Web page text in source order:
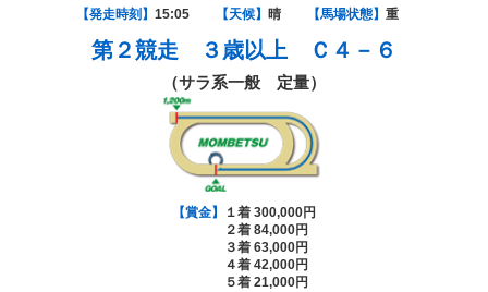
【発走時刻】 15:05 【天候】 晴 【馬場状態】 重
第２競走 ３歳以上 Ｃ４－６
（サラ系一般 定量）
【賞金】
１着 300,000円
２着 84,000円
３着 63,000円
４着 42,000円
５着 21,000円